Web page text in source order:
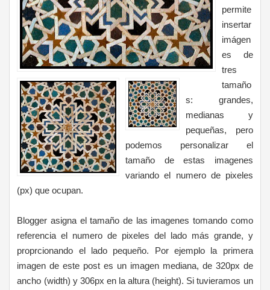
permite
insertar
imágen
es de
tres
tamaño
s: grandes,
medianas y
pequeñas, pero
podemos personalizar el
tamaño de estas imagenes
variando el numero de pixeles
(px) que ocupan.
Blogger asigna el tamaño de las imagenes tomando como
referencia el numero de pixeles del lado más grande, y
proprcionando el lado pequeño. Por ejemplo la primera
imagen de este post es un imagen mediana, de 320px de
ancho (width) y 306px en la altura (height). Si tuvieramos un